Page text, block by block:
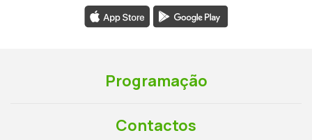
Programação
Contactos